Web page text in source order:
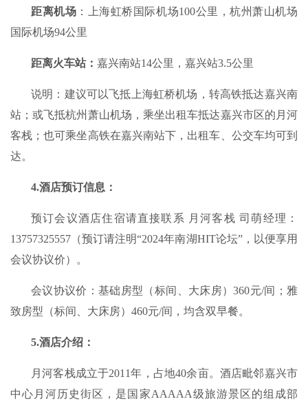
距离机场 ：上海虹桥国际机场100公里，杭州萧山机场
国际机场94公里
距离火车站： 嘉兴南站14公里，嘉兴站3.5公里
说明：建议可以飞抵上海虹桥机场，转高铁抵达嘉兴南
站；或飞抵杭州萧山机场，乘坐出租车抵达嘉兴市区的月河
客栈；也可乘坐高铁在嘉兴南站下，出租车、公交车均可到
达。
4.酒店预订信息：
预订会议酒店住宿请直接联系 月河客栈 司萌经理：
13757325557（预订请注明“2024年南湖HIT论坛”，以便享用
会议协议价）。
会议协议价：基础房型（标间、大床房）360元/间；雅
致房型（标间、大床房）460元/间，均含双早餐。
5.酒店介绍：
月河客栈成立于2011年，占地40余亩。酒店毗邻嘉兴市
中心月河历史街区，是国家AAAAA级旅游景区的组成部